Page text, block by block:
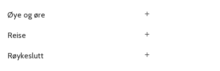
Øye og øre
Reise
Røykeslutt